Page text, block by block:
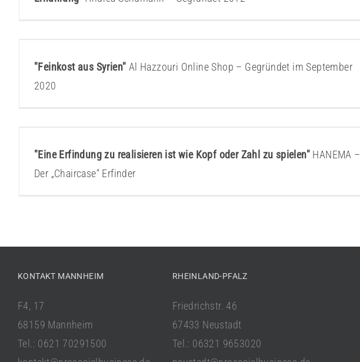
"Feinkost aus Syrien" Al Hazzouri Online Shop – Gegründet im September
2020
"Eine Erfindung zu realisieren ist wie Kopf oder Zahl zu spielen" HANEMA –
Der „Chaircase“ Erfinder
KONTAKT MANNHEIM
F4, 17
68159 Mannheim
Tel.: 0621 70291500
RHEINLAND-PFALZ
Friedrichstr. 46
67433 Neustadt
Tel.: 06321 9653020